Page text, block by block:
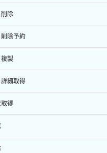
ミッションを紐づけ解除
ッションを紐づけ
プ詳細取得
取得
一覧取得
取得
くアドレス取得
くアドレス取得（ネットワーク指定）
くセキュリティグループ取得
一覧取得
変更
詳細一覧取得
詳細取得
ループ ルール詳細取得
ループ一覧取得
ループ作成
ループ削除
ループ更新
ループ詳細取得
覧取得
新
細取得
得
除
除予約
製
細取得
得